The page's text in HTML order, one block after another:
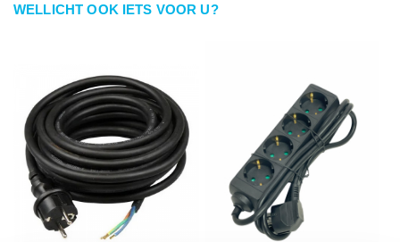
WELLICHT OOK IETS VOOR U?